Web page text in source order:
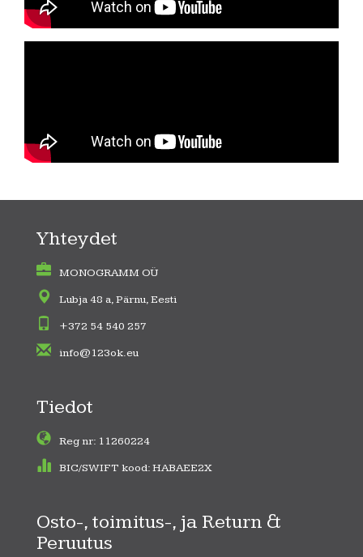
Yhteydet
MONOGRAMM OÜ
Lubja 48 a, Pärnu, Eesti
+372 54 540 257
info@123ok.eu
Tiedot
Reg nr: 11260224
BIC/SWIFT kood: HABAEE2X
Osto-, toimitus-, ja Return &
Peruutus